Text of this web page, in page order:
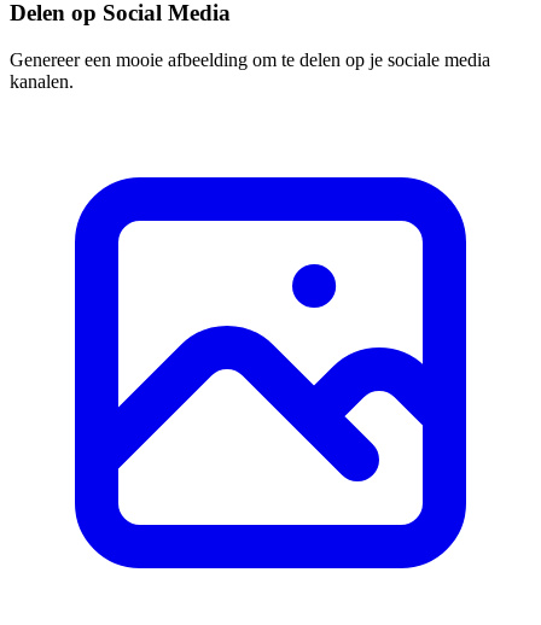
Delen op Social Media
Genereer een mooie afbeelding om te delen op je sociale media
kanalen.